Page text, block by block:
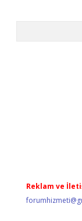
Reklam ve